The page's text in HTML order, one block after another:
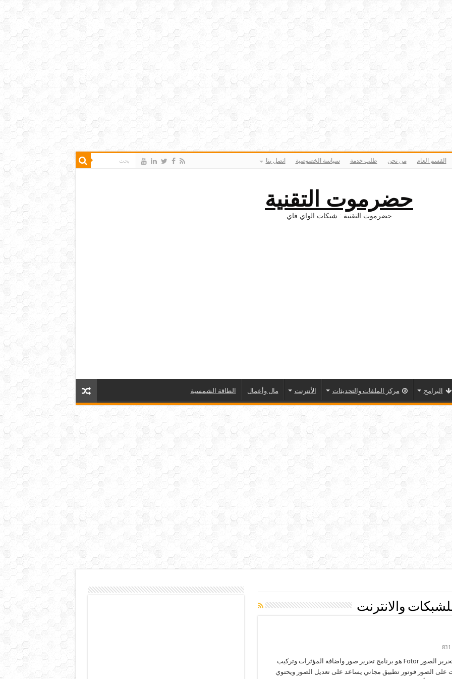
القسم العام من نحن طلب خدمة سياسة الخصوصية اتصل بنا
حضرموت التقنية
حضرموت التقنية : شبكات الواي فاي
البرامج مركز الملفات والتحديثات الأنترنت مال وأعمال الطاقة الشمسية
والانترنت
831
برنامج تحرير الصور Fotor هو برنامج تحرير صور واضافة المؤثرات وتركيب
على الصور فوتور تطبيق مجاني يساعد على تعديل الصور ويحتوي